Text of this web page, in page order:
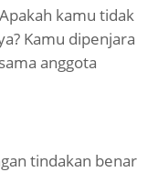
kamu tidak
Kamu dipenjara
anggota
tindakan benar